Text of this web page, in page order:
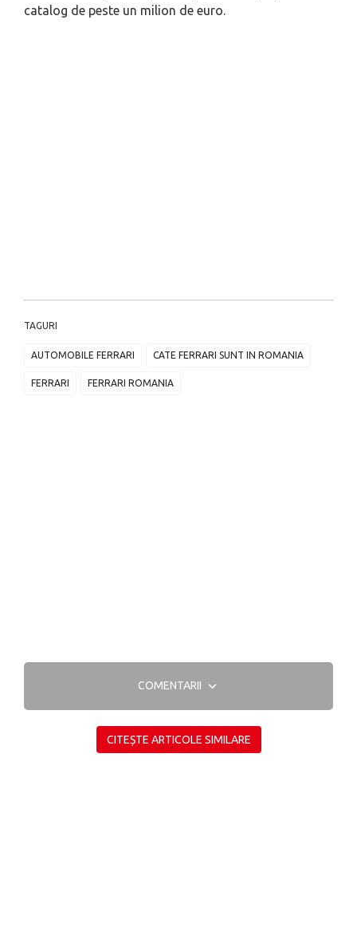
catalog de peste un milion de euro.
TAGURI
AUTOMOBILE FERRARI CATE FERRARI SUNT IN ROMANIA
FERRARI FERRARI ROMANIA
COMENTARII
CITEȘTE ARTICOLE SIMILARE